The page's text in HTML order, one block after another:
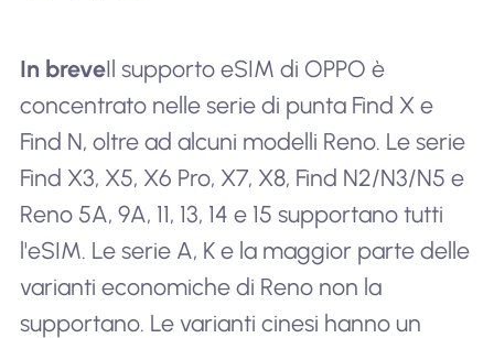
In breveIl supporto eSIM di OPPO è
concentrato nelle serie di punta Find X e
Find N, oltre ad alcuni modelli Reno. Le serie
Find X3, X5, X6 Pro, X7, X8, Find N2/N3/N5 e
Reno 5A, 9A, 11, 13, 14 e 15 supportano tutti
l'eSIM. Le serie A, K e la maggior parte delle
varianti economiche di Reno non la
supportano. Le varianti cinesi hanno un